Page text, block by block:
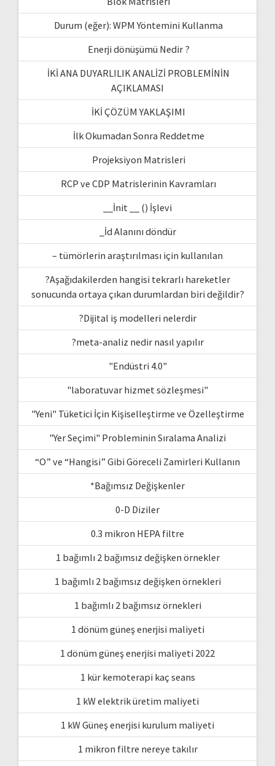
Durum (eğer): WPM Yöntemini Kullanma
Enerji dönüşümü Nedir ?
İKİ ANA DUYARLILIK ANALİZİ PROBLEMİNİN
AÇIKLAMASI
İKİ ÇÖZÜM YAKLAŞIMI
İlk Okumadan Sonra Reddetme
Projeksiyon Matrisleri
RCP ve CDP Matrislerinin Kavramları
__İnit __ () İşlevi
_İd Alanını döndür
– tümörlerin araştırılması için kullanılan
?Aşağıdakilerden hangisi tekrarlı hareketler
sonucunda ortaya çıkan durumlardan biri değildir?
?Dijital iş modelleri nelerdir
?meta-analiz nedir nasıl yapılır
"Endüstri 4.0"
"laboratuvar hizmet sözleşmesi"
"Yeni" Tüketici İçin Kişiselleştirme ve Özelleştirme
"Yer Seçimi" Probleminin Sıralama Analizi
“O” ve “Hangisi” Gibi Göreceli Zamirleri Kullanın
*Bağımsız Değişkenler
0-D Diziler
0.3 mikron HEPA filtre
1 bağımlı 2 bağımsız değişken örnekler
1 bağımlı 2 bağımsız değişken örnekleri
1 bağımlı 2 bağımsız örnekleri
1 dönüm güneş enerjisi maliyeti
1 dönüm güneş enerjisi maliyeti 2022
1 kür kemoterapi kaç seans
1 kW elektrik üretim maliyeti
1 kW Güneş enerjisi kurulum maliyeti
1 mikron filtre nereye takılır